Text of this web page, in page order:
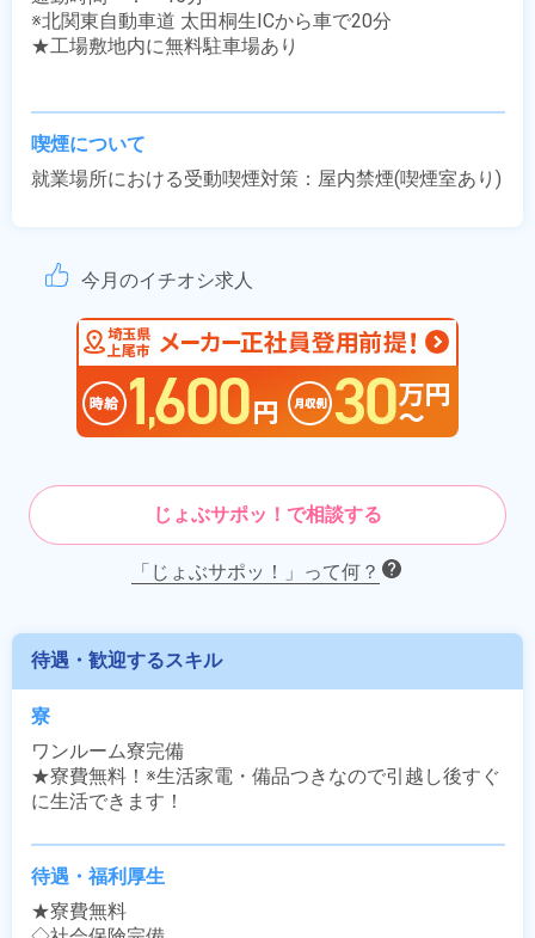
※北関東自動車道 太田桐生ICから車で20分
★工場敷地内に無料駐車場あり
喫煙について
就業場所における受動喫煙対策：屋内禁煙(喫煙室あり)
今月のイチオシ求人
じょぶサポッ！で相談する
「じょぶサポッ！」って何？
待遇・歓迎するスキル
寮
ワンルーム寮完備
★寮費無料！※生活家電・備品つきなので引越し後すぐ
に生活できます！
待遇・福利厚生
★寮費無料